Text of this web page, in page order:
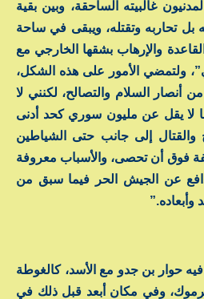
غالبيته الساحقة، وبين بقية
بل تحاربه وتقتله، ويبقى في ساحة
والإرهاب بشقها الخارجي مع
ولتمضي الأمور على هذه الشكل،
أنصار السلام والتصالح، لكنني لا
لا يقل عن مليون سوري كحد أدنى
والقتال إلى جانب حتى الشياطين
فوق أن تحصى، والأسباب معروفة
عن الجيش الحر فيما سبق من
وأبعاده.”
حوار بن جدو مع الأسد، كالغوطة
وفي مكان أبعد قبل ذلك في